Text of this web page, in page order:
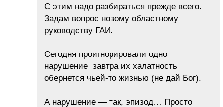
С этим надо разбираться прежде всего.
Задам вопрос новому областному
руководству ГАИ.
Сегодня проигнорировали одно
нарушение завтра их халатность
обернется чьей-то жизнью (не дай Бог).
А нарушение — так, эпизод… Просто